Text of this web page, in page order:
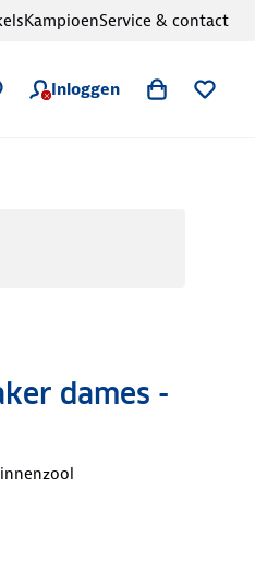
Inloggen
KampioenService & contact
dames -